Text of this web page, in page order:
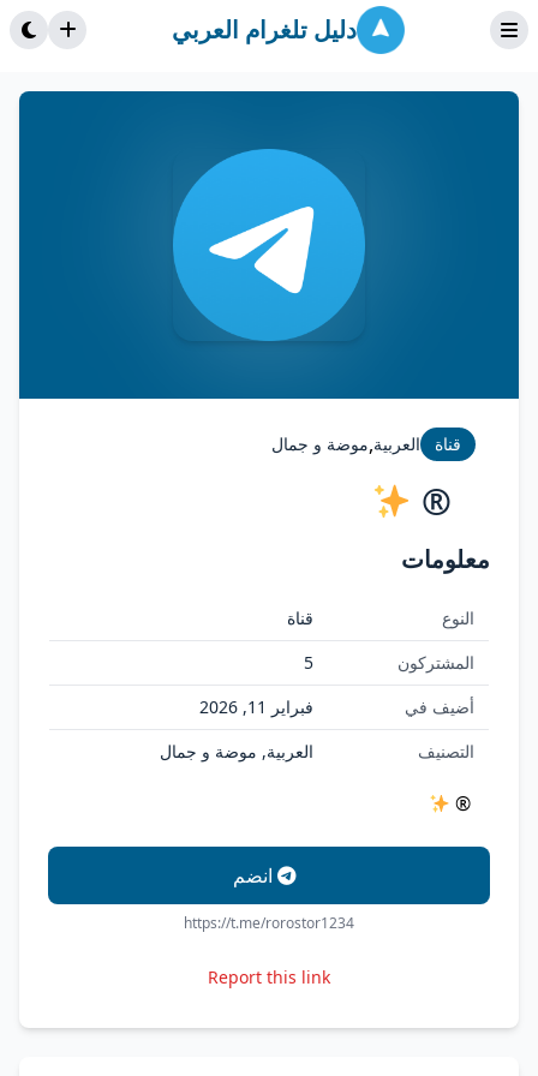
دليل تلغرام العربي
قناة العربية,موضة و جمال
‌ ‌ ‌ ‌ ®
معلومات
النوع
قناة
المشتركون
5
أضيف في
فبراير 11, 2026
التصنيف
العربية, موضة و جمال
‌ ‌ ‌ ‌ ®
انضم
https://t.me/rorostor1234
Report this link